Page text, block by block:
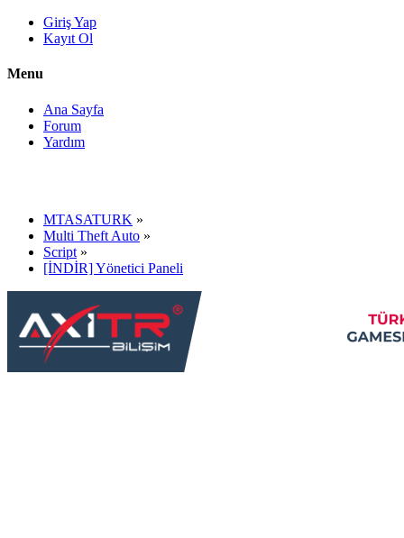
Giriş Yap
Kayıt Ol
Menu
Ana Sayfa
Forum
Yardım
MTASATURK »
Multi Theft Auto »
Script »
[İNDİR] Yönetici Paneli